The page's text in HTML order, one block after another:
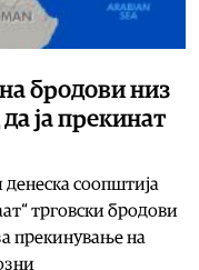
бродови низ
ја прекинат
соопштија
трговски бродови
прекинување на